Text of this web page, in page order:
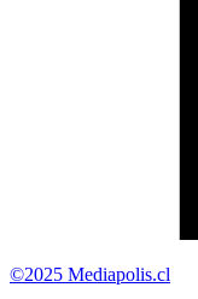
©2025 Mediapolis.cl